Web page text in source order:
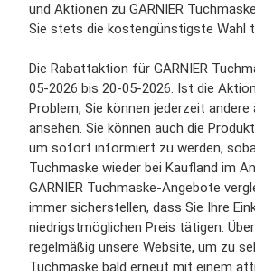
und Aktionen zu GARNIER
Sie stets die kostengünstigste Wahl
Die Rabattaktion für GARNIER
05-2026 bis 20-05-2026. Ist die
Problem, Sie können jederzeit
ansehen. Sie können auch die
um sofort informiert zu werden,
Tuchmaske wieder bei Kaufland im
GARNIER Tuchmaske-Angebote
immer sicherstellen, dass Sie Ihre
niedrigstmöglichen Preis tätigen.
regelmäßig unsere Website, um zu
Tuchmaske bald erneut mit einem